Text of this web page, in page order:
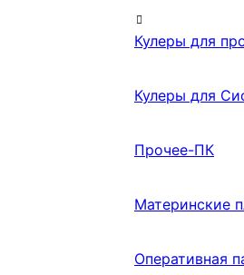
Кулеры для
Кулеры для
Прочее-ПК
Материнские
Оперативная